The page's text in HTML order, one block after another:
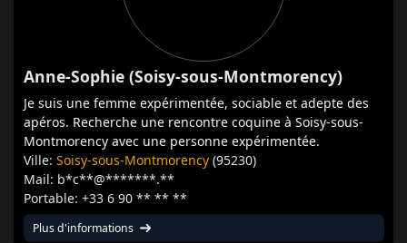
Anne-Sophie (Soisy-sous-Montmorency)
Je suis une femme expérimentée, sociable et adepte des
apéros. Recherche une rencontre coquine à Soisy-sous-
Montmorency avec une personne expérimentée.
Ville: Soisy-sous-Montmorency (95230)
Mail: b*c**@*******.**
Portable: +33 6 90 ** ** **
Plus d'informations